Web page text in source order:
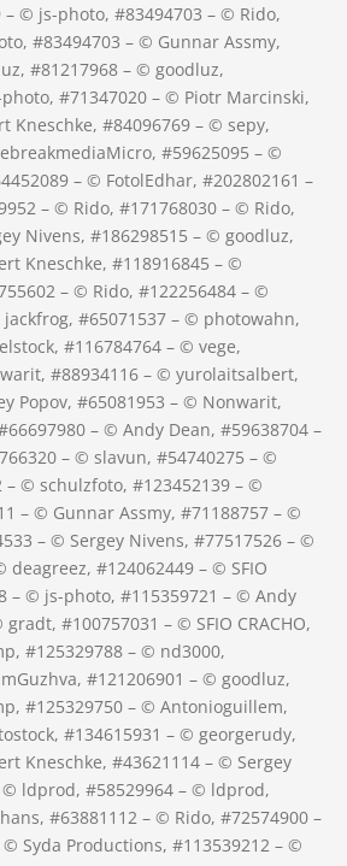
– © js-photo, #83494703 – © Rido,
#83494703 – © Gunnar Assmy,
#81217968 – © goodluz,
#71347020 – © Piotr Marcinski,
Kneschke, #84096769 – © sepy,
#59625095 – ©
– © FotolEdhar, #202802161 –
– © Rido, #171768030 – © Rido,
Nivens, #186298515 – © goodluz,
Kneschke, #118916845 – ©
– © Rido, #122256484 – ©
#65071537 – © photowahn,
#116784764 – © vege,
#88934116 – © yurolaitsalbert,
Popov, #65081953 – © Nonwarit,
– © Andy Dean, #59638704 –
– © slavun, #54740275 – ©
– © schulzfoto, #123452139 – ©
– © Gunnar Assmy, #71188757 – ©
– © Sergey Nivens, #77517526 – ©
deagreez, #124062449 – © SFIO
– © js-photo, #115359721 – © Andy
#100757031 – © SFIO CRACHO,
#125329788 – © nd3000,
#121206901 – © goodluz,
#125329750 – © Antonioguillem,
#134615931 – © georgerudy,
Kneschke, #43621114 – © Sergey
© ldprod, #58529964 – © ldprod,
#63881112 – © Rido, #72574900 –
Syda Productions, #113539212 – ©